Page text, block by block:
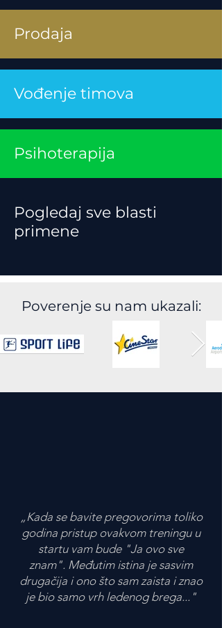
Prodaja
Vođenje timova
Psihoterapija
Pogledaj sve blasti
primene
Poverenje su nam ukazali:
„Kada se bavite pregovorima toliko
godina pristup ovakvom treningu u
startu vam bude "Ja ovo sve
znam". Međutim istina je sasvim
drugačija i ono što sam zaista i znao
je bio samo vrh ledenog brega..."